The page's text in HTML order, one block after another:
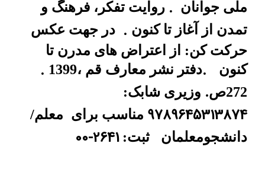
ملی جوانان. روایت تفکر، فرهنگ و
تمدن از آغاز تا کنون. در جهت عکس
حرکت کن: از اعتراض های مدرن تا
کنون . دفتر نشر معارف قم ،1399 .
272ص. وزیری شابک:
9789645313874مناسب برای
معلم/
دانشجومعلمان ثبت:00-2641